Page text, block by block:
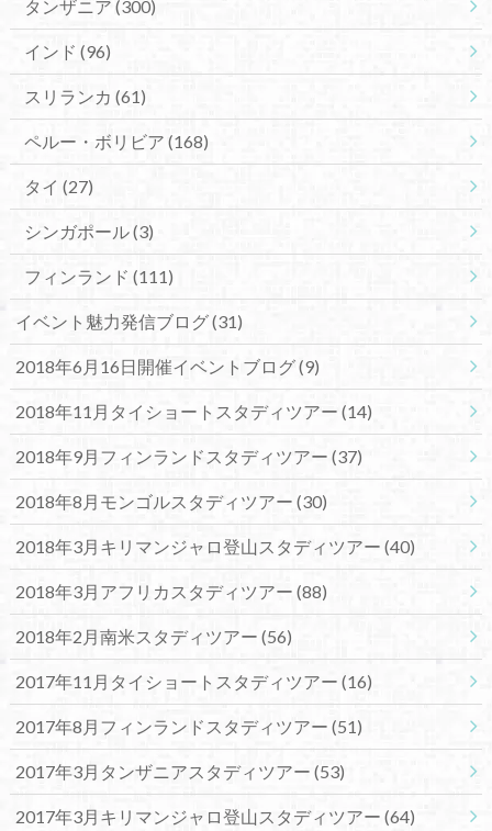
タンザニア (300)
インド (96)
スリランカ (61)
ペルー・ボリビア (168)
タイ (27)
シンガポール(3)
フィンランド (111)
イベント魅力発信ブログ(31)
2018年6月16日開催イベントブログ(9)
2018年11月タイショートスタディツアー (14)
2018年9月フィンランドスタディツアー (37)
2018年8月モンゴルスタディツアー (30)
2018年3月キリマンジャロ登山スタディツアー (40)
2018年3月アフリカスタディツアー (88)
2018年2月南米スタディツアー (56)
2017年11月タイショートスタディツアー (16)
2017年8月フィンランドスタディツアー (51)
2017年3月タンザニアスタディツアー (53)
2017年3月キリマンジャロ登山スタディツアー (64)